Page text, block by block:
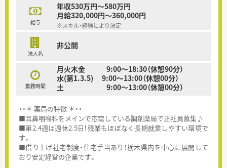
給与
年収530万円～580万円
月給320,000円～360,000円
※スキル・経験により決定
法人名
非公開
勤務時間
月火木金 9:00～18:30（休憩90分）
水(第1.3.5) 9:00～13:00（休憩00分）
土 9:00～13:00（休憩00分）
・・＊ 薬局の特徴 ＊・・
■耳鼻咽喉科をメインで応需している調剤薬局で正社員募集♪
■第2.4週は週休2.5日！残業もほぼなく長期就業しやすい環境で
す。
■借り上げ社宅制度・住宅手当あり！栃木県内を中心に展開して
おり安定経営の企業です。